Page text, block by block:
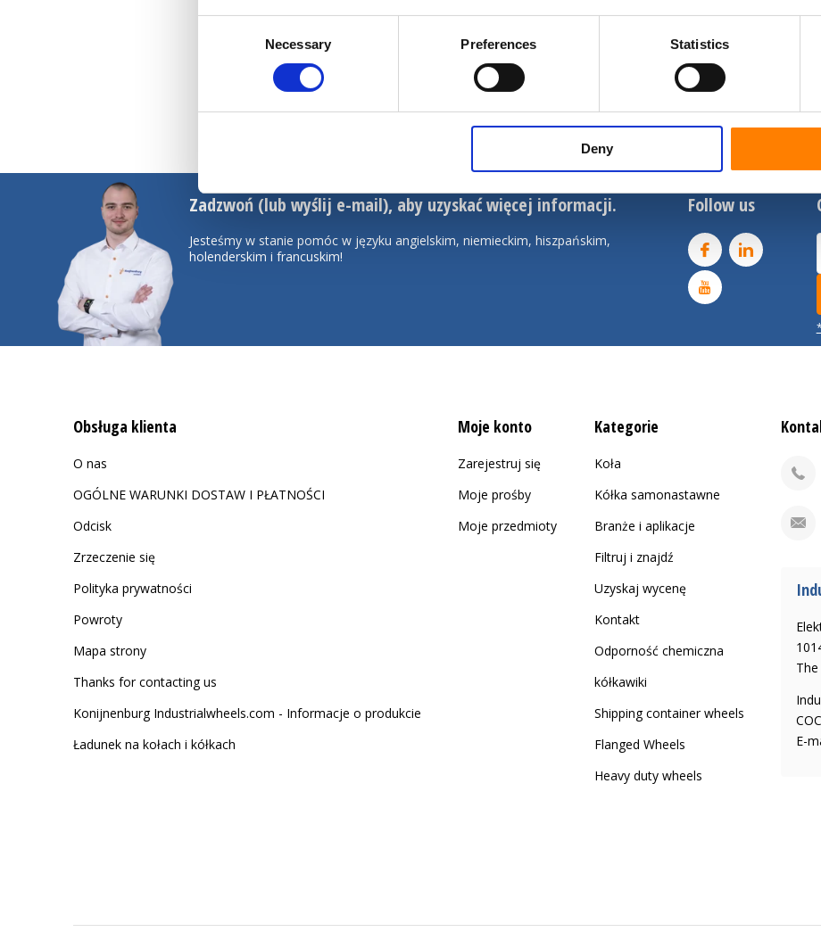
Necessary Preferences Statistics
Deny
Koła transformatora elektrycznego Systemy kół obrotowych
Zadzwoń (lub wyślij e-mail), aby uzyskać więcej informacji.
Jesteśmy w stanie pomóc w języku angielskim, niemieckim, hiszpańskim,
holenderskim i francuskim!
Follow us
Obsługa klienta
O nas
OGÓLNE WARUNKI DOSTAW I PŁATNOŚCI
Odcisk
Zrzeczenie się
Polityka prywatności
Powroty
Mapa strony
Thanks for contacting us
Konijnenburg Industrialwheels.com - Informacje o produkcie
Ładunek na kołach i kółkach
Moje konto
Zarejestruj się
Moje prośby
Moje przedmioty
Kategorie
Koła
Kółka samonastawne
Branże i aplikacje
Filtruj i znajdź
Uzyskaj wycenę
Kontakt
Odporność chemiczna
kółkawiki
Shipping container wheels
Flanged Wheels
Heavy duty wheels
E-